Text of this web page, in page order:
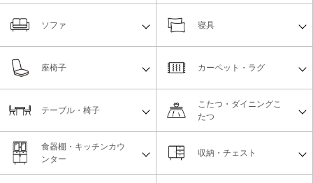
ソファ 寝具
座椅子 カーペット・ラグ
テーブル・椅子
こたつ・ダイニングこ
たつ
食器棚・キッチンカウ
ンター
収納・チェスト